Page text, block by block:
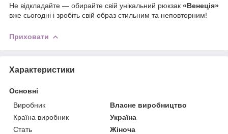
Не відкладайте — обирайте свій унікальний рюкзак «Венеція»
вже сьогодні і зробіть свій образ стильним та неповторним!
Приховати
Характеристики
Основні
Виробник
Власне виробництво
Країна виробник
Україна
Стать
Жіноча